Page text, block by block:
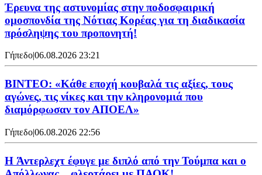
Έρευνα της αστυνομίας στην ποδοσφαιρική
ομοσπονδία της Νότιας Κορέας για τη διαδικασία
πρόσληψης του προπονητή!
Γήπεδο|06.08.2026 23:21
ΒΙΝΤΕΟ: «Κάθε εποχή κουβαλά τις αξίες, τους
αγώνες, τις νίκες και την κληρονομιά που
διαμόρφωσαν τον ΑΠΟΕΛ»
Γήπεδο|06.08.2026 22:56
H Άντερλεχτ έφυγε με διπλό από την Τούμπα και ο